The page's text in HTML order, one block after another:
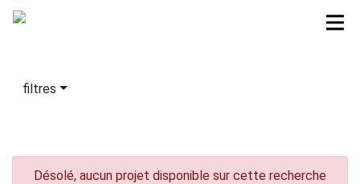
filtres
Désolé, aucun projet disponible sur cette recherche